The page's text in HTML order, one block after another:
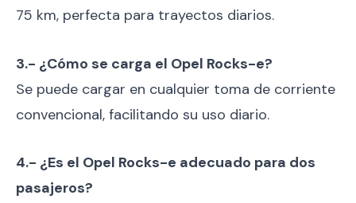
75 km, perfecta para trayectos diarios.
3.- ¿Cómo se carga el Opel Rocks-e?
Se puede cargar en cualquier toma de corriente
convencional, facilitando su uso diario.
4.- ¿Es el Opel Rocks-e adecuado para dos
pasajeros?